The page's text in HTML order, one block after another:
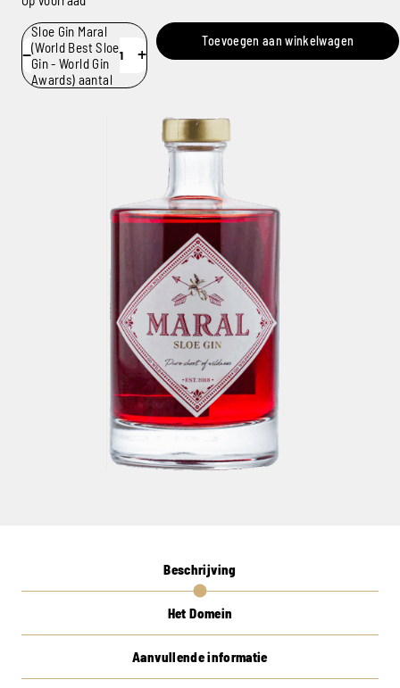
−
Sloe Gin Maral
(World Best Sloe
Gin - World Gin
Awards) aantal
+
Toevoegen aan winkelwagen
Beschrijving
Het Domein
Aanvullende informatie